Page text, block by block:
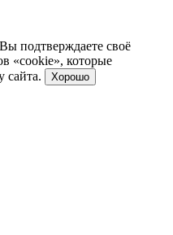
подтверждаете своё
«cookie», которые
сайта.
Хорошо